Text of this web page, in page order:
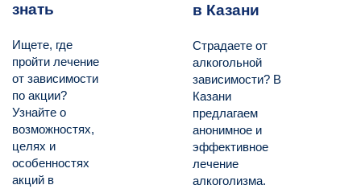
знать
Ищете, где
пройти лечение
от зависимости
по акции?
Узнайте о
возможностях,
целях и
особенностях
акций в
в Казани
Страдаете от
алкогольной
зависимости? В
Казани
предлагаем
анонимное и
эффективное
лечение
алкоголизма.